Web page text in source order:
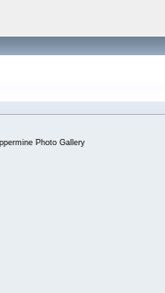
Photo Gallery